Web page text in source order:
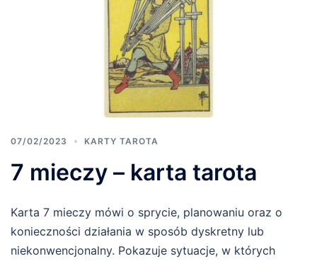
07/02/2023 KARTY TAROTA
7 mieczy – karta tarota
Karta 7 mieczy mówi o sprycie, planowaniu oraz o
konieczności działania w sposób dyskretny lub
niekonwencjonalny. Pokazuje sytuacje, w których